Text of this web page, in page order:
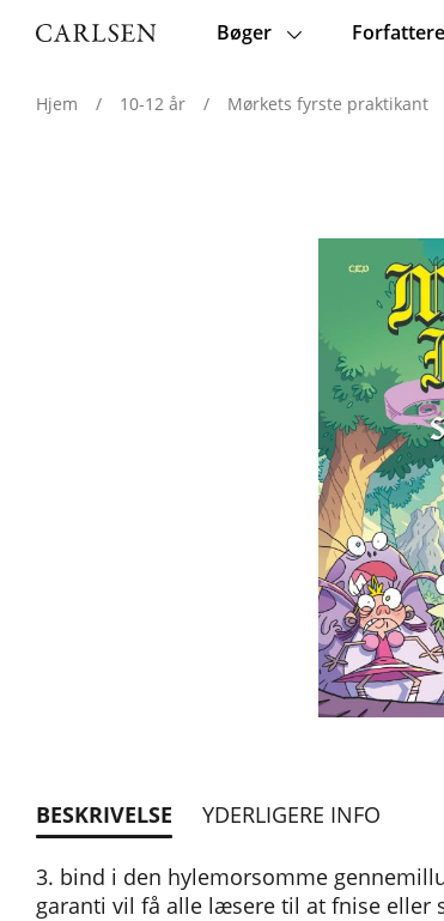
Main
Bøger Forfattere
Hjem / 10-12 år / Mørkets fyrste praktikant
BESKRIVELSE YDERLIGERE INFO
3. bind i den hylemorsomme
garanti vil få alle læsere til at fnise eller